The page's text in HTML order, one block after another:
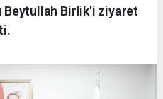
Beytullah Birlik'i ziyaret